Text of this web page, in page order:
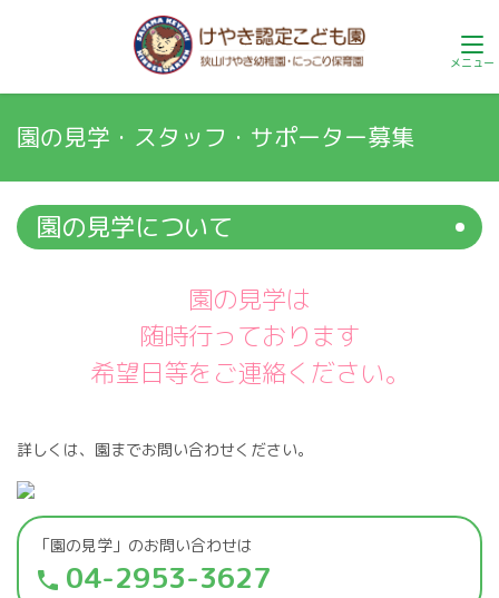
園の見学・スタッフ・サポーター募集
園の見学について
園の見学は
随時行っております
希望日等をご連絡ください。
詳しくは、園までお問い合わせください。
「園の見学」のお問い合わせは
phone 04-2953-3627